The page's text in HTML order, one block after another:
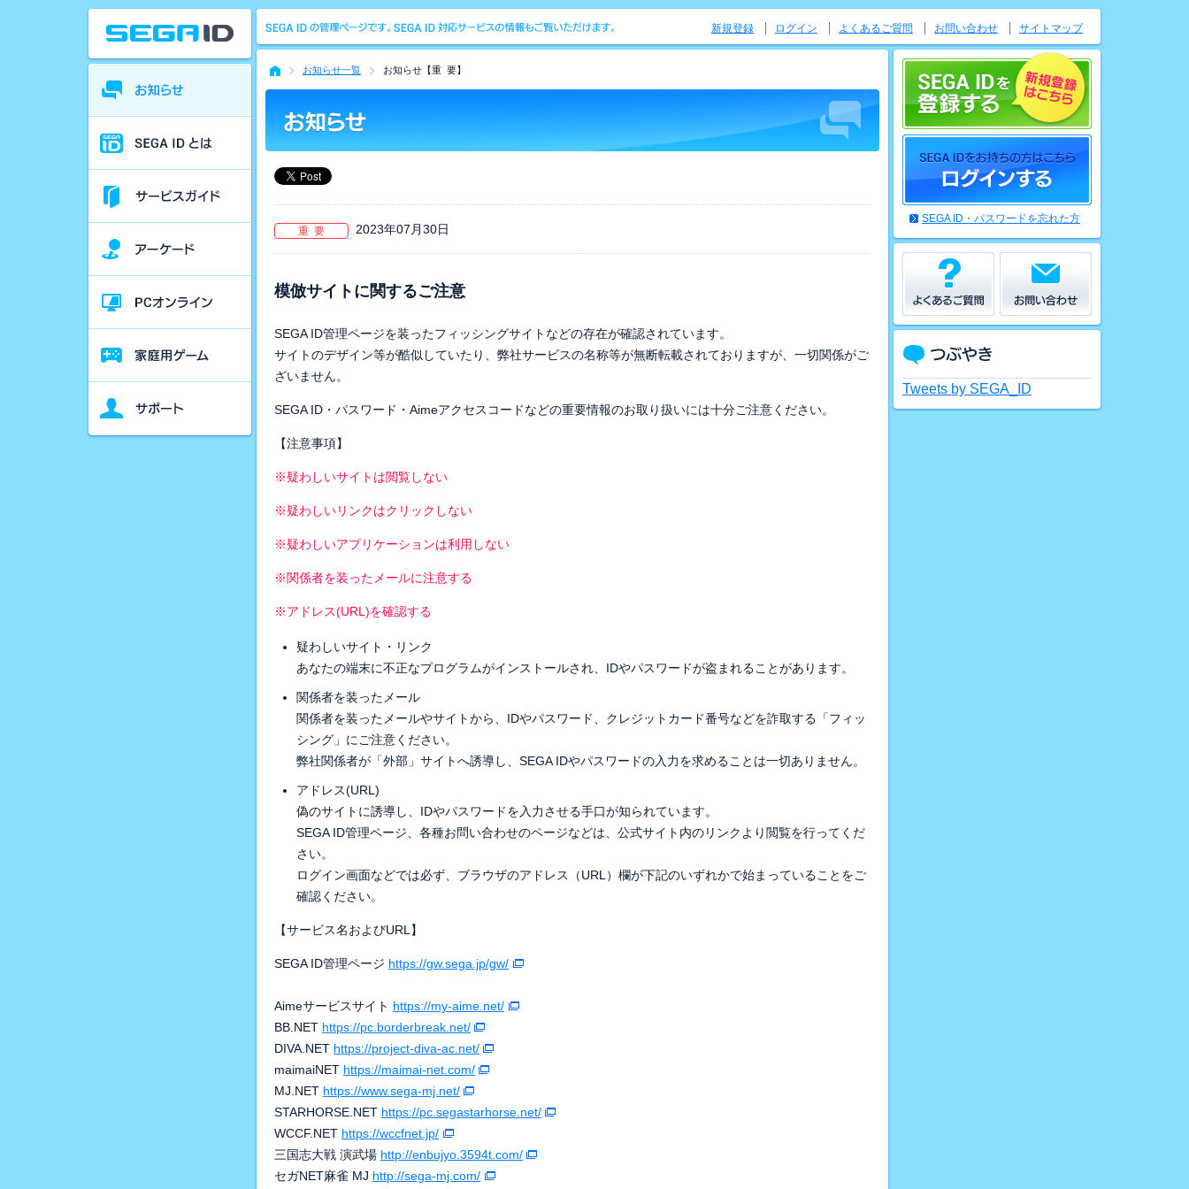
お知らせ一覧 お知らせ【重 要】
2023年07月30日
重 要
模倣サイトに関するご注意
SEGA ID管理ページを装ったフィッシングサイトなどの存在が確認されています。
サイトのデザイン等が酷似していたり、弊社サービスの名称等が無断転載されておりますが、一切関係がご
ざいません。
SEGA ID・パスワード・Aimeアクセスコードなどの重要情報のお取り扱いには十分ご注意ください。
【注意事項】
※疑わしいサイトは閲覧しない
※疑わしいリンクはクリックしない
※疑わしいアプリケーションは利用しない
※関係者を装ったメールに注意する
※アドレス(URL)を確認する
疑わしいサイト・リンク
あなたの端末に不正なプログラムがインストールされ、IDやパスワードが盗まれることがあります。
関係者を装ったメール
関係者を装ったメールやサイトから、IDやパスワード、クレジットカード番号などを詐取する「フィッ
シング」にご注意ください。
弊社関係者が「外部」サイトへ誘導し、SEGA IDやパスワードの入力を求めることは一切ありません。
アドレス(URL)
偽のサイトに誘導し、IDやパスワードを入力させる手口が知られています。
SEGA ID管理ページ、各種お問い合わせのページなどは、公式サイト内のリンクより閲覧を行ってくだ
さい。
ログイン画面などでは必ず、ブラウザのアドレス（URL）欄が下記のいずれかで始まっていることをご
確認ください。
【サービス名およびURL】
SEGA ID管理ページ https://gw.sega.jp/gw/
Aimeサービスサイト https://my-aime.net/
BB.NET https://pc.borderbreak.net/
DIVA.NET https://project-diva-ac.net/
maimaiNET https://maimai-net.com/
MJ.NET https://www.sega-mj.net/
STARHORSE.NET https://pc.segastarhorse.net/
WCCF.NET https://wccfnet.jp/
三国志大戦 演武場 http://enbujyo.3594t.com/
セガNET麻雀 MJ http://sega-mj.com/
SEGA ID・パスワードを忘れた方
Tweets by SEGA_ID
新規登録 ログイン よくあるご質問 お問い合わせ サイトマップ